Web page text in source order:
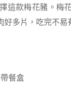
這款梅花豬。梅
好多片，吃完不易